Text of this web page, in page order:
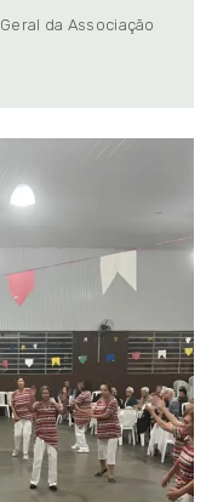
da Associação